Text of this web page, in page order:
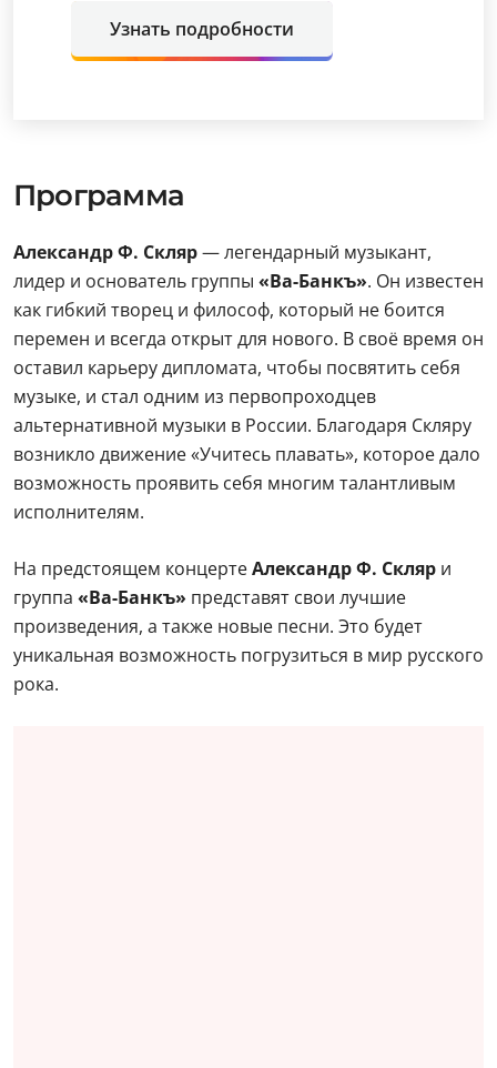
Узнать подробности
Программа
Александр Ф. Скляр— легендарный музыкант,
лидер и основатель группы «Ва-Банкъ». Он известен
как гибкий творец и философ, который не боится
перемен и всегда открыт для нового. В своё время он
оставил карьеру дипломата, чтобы посвятить себя
музыке, и стал одним из первопроходцев
альтернативной музыки в России. Благодаря Скляру
возникло движение «Учитесь плавать», которое дало
возможность проявить себя многим талантливым
исполнителям.
На предстоящем концертеАлександр Ф. Скляр и
группа «Ва-Банкъ» представят свои лучшие
произведения, а также новые песни. Это будет
уникальная возможность погрузиться в мир русского
рока.